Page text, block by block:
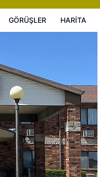
GÖRÜŞLER HARITA